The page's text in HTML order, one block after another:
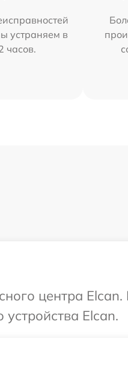
устраняем в
часов.
центра
Elcan.